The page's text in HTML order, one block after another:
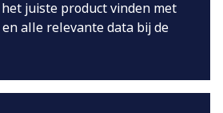
juiste product vinden met
alle relevante data bij de